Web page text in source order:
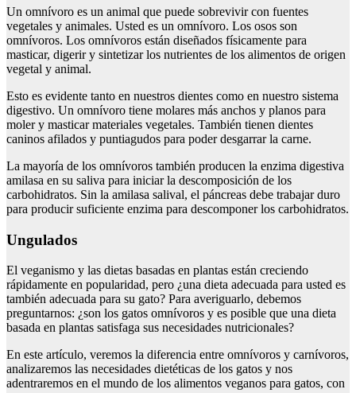
Un omnívoro es un animal que puede sobrevivir con fuentes
vegetales y animales. Usted es un omnívoro. Los osos son
omnívoros. Los omnívoros están diseñados físicamente para
masticar, digerir y sintetizar los nutrientes de los alimentos de origen
vegetal y animal.
Esto es evidente tanto en nuestros dientes como en nuestro sistema
digestivo. Un omnívoro tiene molares más anchos y planos para
moler y masticar materiales vegetales. También tienen dientes
caninos afilados y puntiagudos para poder desgarrar la carne.
La mayoría de los omnívoros también producen la enzima digestiva
amilasa en su saliva para iniciar la descomposición de los
carbohidratos. Sin la amilasa salival, el páncreas debe trabajar duro
para producir suficiente enzima para descomponer los carbohidratos.
Ungulados
El veganismo y las dietas basadas en plantas están creciendo
rápidamente en popularidad, pero ¿una dieta adecuada para usted es
también adecuada para su gato? Para averiguarlo, debemos
preguntarnos: ¿son los gatos omnívoros y es posible que una dieta
basada en plantas satisfaga sus necesidades nutricionales?
En este artículo, veremos la diferencia entre omnívoros y carnívoros,
analizaremos las necesidades dietéticas de los gatos y nos
adentraremos en el mundo de los alimentos veganos para gatos, con